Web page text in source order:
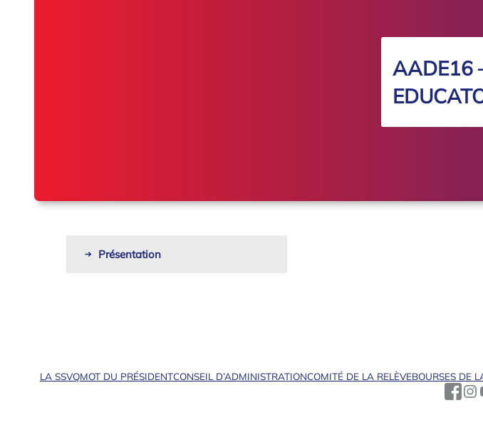
AADE16
Présentation
LA SSVQMOT DU PRÉSIDENTCONSEIL D’ADMINISTRATIONCOMITÉ DE LA RELÈVEBOURSES DE